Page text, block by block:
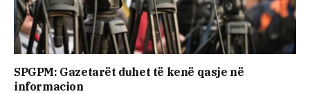
SPGPM: Gazetarët duhet të kenë qasje në
informacion